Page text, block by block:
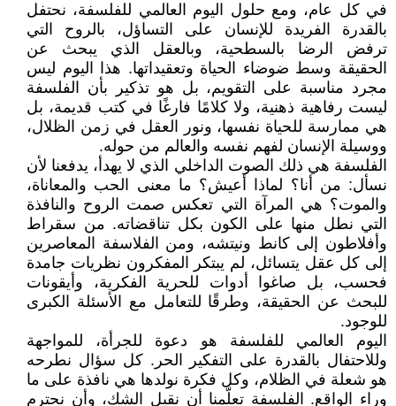
في كل عام، ومع حلول اليوم العالمي للفلسفة، نحتفل
بالقدرة الفريدة للإنسان على التساؤل، بالروح التي
ترفض الرضا بالسطحية، وبالعقل الذي يبحث عن
الحقيقة وسط ضوضاء الحياة وتعقيداتها. هذا اليوم ليس
مجرد مناسبة على التقويم، بل هو تذكير بأن الفلسفة
ليست رفاهية ذهنية، ولا كلامًا فارغًا في كتب قديمة، بل
هي ممارسة للحياة نفسها، ونور العقل في زمن الظلال،
ووسيلة الإنسان لفهم نفسه والعالم من حوله.
الفلسفة هي ذلك الصوت الداخلي الذي لا يهدأ، يدفعنا لأن
نسأل: من أنا؟ لماذا أعيش؟ ما معنى الحب والمعاناة،
والموت؟ هي المرآة التي تعكس صمت الروح والنافذة
التي نطل منها على الكون بكل تناقضاته. من سقراط
وأفلاطون إلى كانط ونيتشه، ومن الفلاسفة المعاصرين
إلى كل عقل يتسائل، لم يبتكر المفكرون نظريات جامدة
فحسب، بل صاغوا أدوات للحرية الفكرية، وأيقونات
للبحث عن الحقيقة، وطرقًا للتعامل مع الأسئلة الكبرى
للوجود.
اليوم العالمي للفلسفة هو دعوة للجرأة، للمواجهة
وللاحتفال بالقدرة على التفكير الحر. كل سؤال نطرحه
هو شعلة في الظلام، وكل فكرة نولدها هي نافذة على ما
وراء الواقع. الفلسفة تعلّمنا أن نقبل الشك، وأن نحترم